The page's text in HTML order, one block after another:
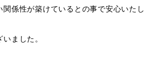
係性が築けているとの事で安心いたし
ました。